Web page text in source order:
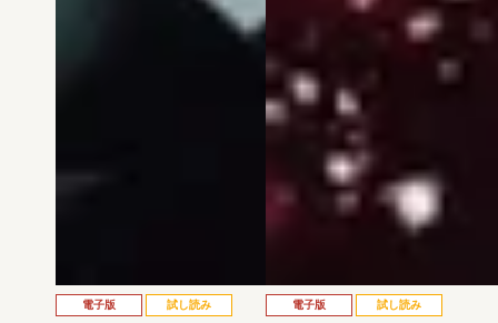
電子版 試し読み 電子版 試し読み